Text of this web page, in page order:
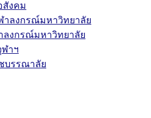
สังคม
าลงกรณ์มหาวิทยาลัย
ลงกรณ์มหาวิทยาลัย
ฬาฯ
บรรณาลัย